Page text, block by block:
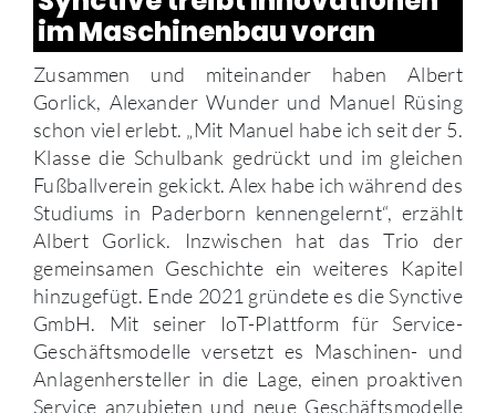
im Maschinenbau voran
Zusammen und miteinander haben Albert
Gorlick, Alexander Wunder und Manuel Rüsing
schon viel erlebt. „Mit Manuel habe ich seit der 5.
Klasse die Schulbank gedrückt und im gleichen
Fußballverein gekickt. Alex habe ich während des
Studiums in Paderborn kennengelernt“, erzählt
Albert Gorlick. Inzwischen hat das Trio der
gemeinsamen Geschichte ein weiteres Kapitel
hinzugefügt. Ende 2021 gründete es die Synctive
GmbH. Mit seiner IoT-Plattform für Service-
Geschäftsmodelle versetzt es Maschinen- und
Anlagenhersteller in die Lage, einen proaktiven
Service anzubieten und neue Geschäftsmodelle